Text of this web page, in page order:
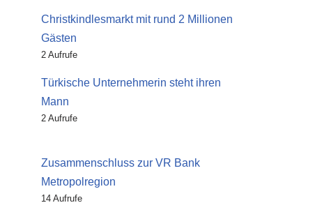
Christkindlesmarkt mit rund 2 Millionen
Gästen
2 Aufrufe
Türkische Unternehmerin steht ihren
Mann
2 Aufrufe
Zusammenschluss zur VR Bank
Metropolregion
14 Aufrufe